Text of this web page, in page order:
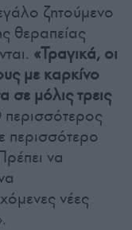
ζητούμενο
θεραπείας
«Τραγικά, οι
με καρκίνο
σε μόλις τρεις
περισσότερο
να
νέες